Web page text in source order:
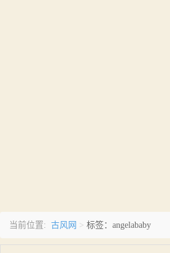
当前位置: 古风网 > 标签：angelababy